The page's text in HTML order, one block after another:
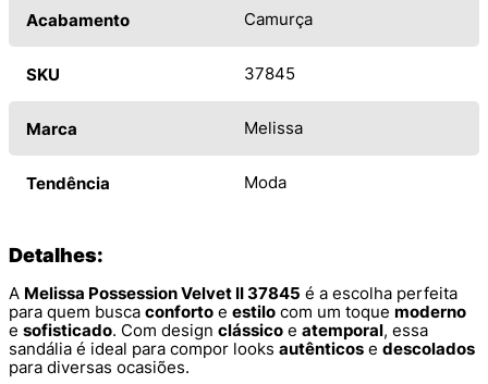
Acabamento Camurça
SKU 37845
Marca Melissa
Tendência Moda
Detalhes:
A Melissa Possession Velvet II 37845 é a escolha perfeita
para quem busca conforto e estilo com um toque moderno
e sofisticado. Com design clássico e atemporal, essa
sandália é ideal para compor looks autênticos e descolados
para diversas ocasiões.